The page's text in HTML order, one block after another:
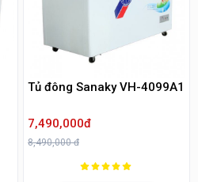
Tủ đông Sanaky VH-4099A1
7,490,000đ
8,490,000 đ